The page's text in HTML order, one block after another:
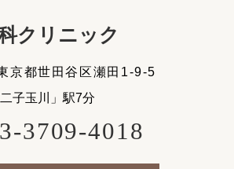
京都世田谷区瀬田1-9-5
二子玉川」駅7分
3709-4018